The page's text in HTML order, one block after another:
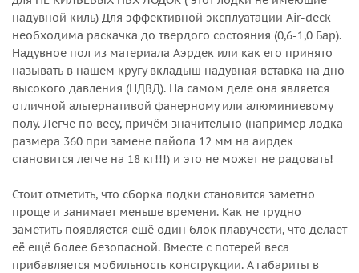
надувной киль) Для эффективной эксплуатации Air-deck
необходима раскачка до твердого состояния (0,6-1,0 Бар).
Надувное пол из материала Аэрдек или как его принято
называть в нашем кругу вкладыш надувная вставка на дно
высокого давления (НДВД). На самом деле она является
отличной альтернативой фанерному или алюминиевому
полу. Легче по весу, причём значительно (например лодка
размера 360 при замене пайола 12 мм на аирдек
становится легче на 18 кг!!!) и это не может не радовать!
Стоит отметить, что сборка лодки становится заметно
проще и занимает меньше времени. Как не трудно
заметить появляется ещё один блок плавучести, что делает
её ещё более безопасной. Вместе с потерей веса
прибавляется мобильность конструкции. А габариты в